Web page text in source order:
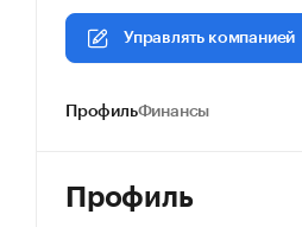
Управлять компанией
ПрофильФинансы
Профиль